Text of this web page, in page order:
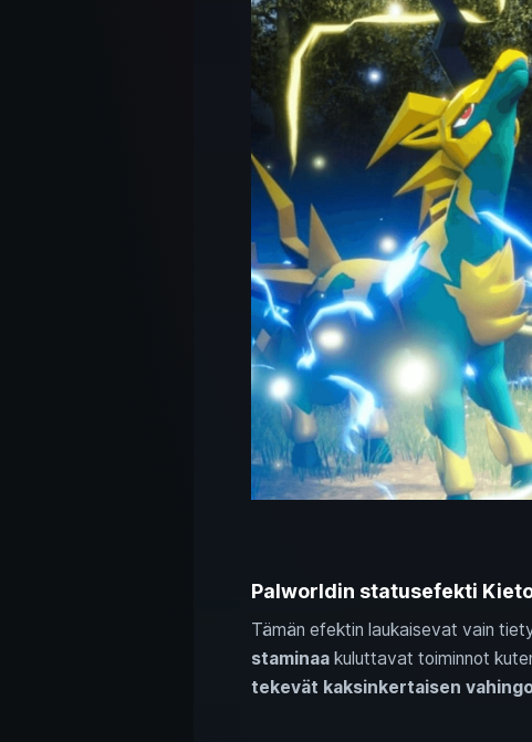
Palworldin statusefekti
Tämän efektin laukaisevat vain
staminaakuluttavat toiminnot
tekevät kaksinkertaisen